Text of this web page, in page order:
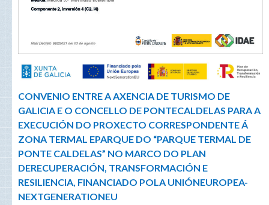
CONVENIO ENTRE A AXENCIA DE TURISMO DE
GALICIA E O CONCELLO DE PONTECALDELAS PARA A
EXECUCIÓN DO PROXECTO CORRESPONDENTE Á
ZONA TERMAL EPARQUE DO “PARQUE TERMAL DE
PONTE CALDELAS” NO MARCO DO PLAN
DERECUPERACIÓN, TRANSFORMACIÓN E
RESILIENCIA, FINANCIADO POLA UNIÓNEUROPEA-
NEXTGENERATIONEU